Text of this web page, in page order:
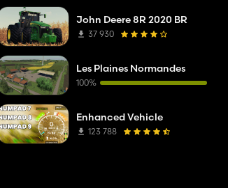
John Deere 8R 2020 BR
37 930
Les Plaines Normandes
100%
Enhanced Vehicle
123 788